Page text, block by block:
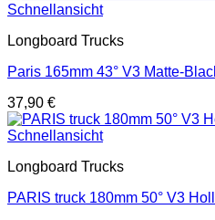
Schnellansicht
Longboard Trucks
Paris 165mm 43° V3 Matte-
37,90 €
Schnellansicht
Longboard Trucks
PARIS truck 180mm 50° V3